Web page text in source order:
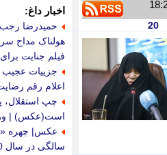
20
اخبار داغ:
حمیدرضا
هولناک مداح
فیلم جنایت
جزییات عجیب
اعلام رقم
چپ استقلال،
است(عکس) |
سالگی در سال 1370